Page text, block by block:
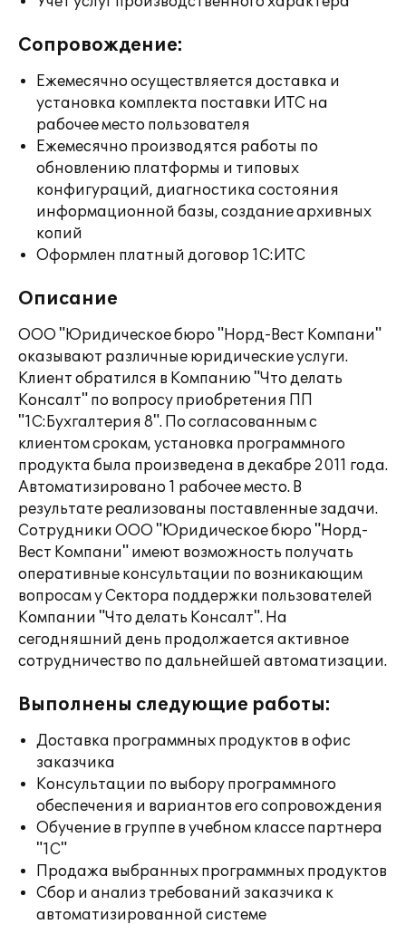
Сопровождение:
Ежемесячно осуществляется доставка и
установка комплекта поставки ИТС на
рабочее место пользователя
Ежемесячно производятся работы по
обновлению платформы и типовых
конфигураций, диагностика состояния
информационной базы, создание архивных
копий
Оформлен платный договор 1С:ИТС
Описание
ООО "Юридическое бюро "Норд-Вест Компани"
оказывают различные юридические услуги.
Клиент обратился в Компанию "Что делать
Консалт" по вопросу приобретения ПП
"1С:Бухгалтерия 8". По согласованным с
клиентом срокам, установка программного
продукта была произведена в декабре 2011 года.
Автоматизировано 1 рабочее место. В
результате реализованы поставленные задачи.
Сотрудники ООО "Юридическое бюро "Норд-
Вест Компани" имеют возможность получать
оперативные консультации по возникающим
вопросам у Сектора поддержки пользователей
Компании "Что делать Консалт". На
сегодняшний день продолжается активное
сотрудничество по дальнейшей автоматизации.
Выполнены следующие работы:
Доставка программных продуктов в офис
заказчика
Консультации по выбору программного
обеспечения и вариантов его сопровождения
Обучение в группе в учебном классе партнера
"1С"
Продажа выбранных программных продуктов
Сбор и анализ требований заказчика к
автоматизированной системе